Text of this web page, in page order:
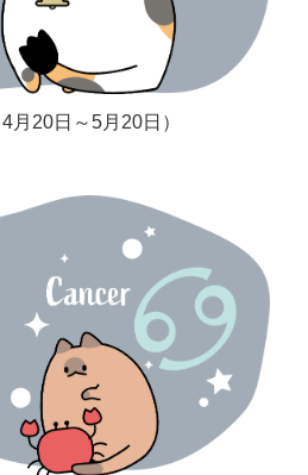
月20日～5月20日）